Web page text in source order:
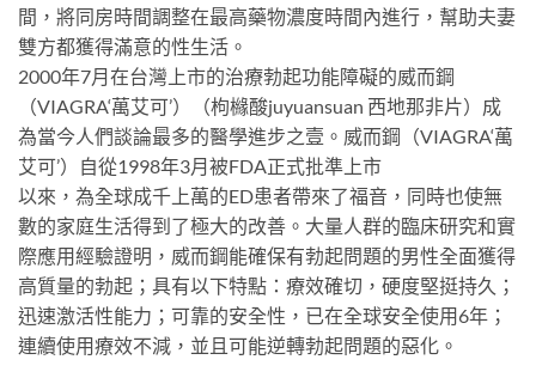
間，將同房時間調整在最高藥物濃度時間內進行，幫助夫妻
雙方都獲得滿意的性生活。
2000年7月在台灣上市的治療勃起功能障礙的威而鋼
（VIAGRA‘萬艾可’）（枸櫞酸juyuansuan 西地那非片）成
為當今人們談論最多的醫學進步之壹。威而鋼（VIAGRA‘萬
艾可’）自從1998年3月被FDA正式批準上市
以來，為全球成千上萬的ED患者帶來了福音，同時也使無
數的家庭生活得到了極大的改善。大量人群的臨床研究和實
際應用經驗證明，威而鋼能確保有勃起問題的男性全面獲得
高質量的勃起；具有以下特點：療效確切，硬度堅挺持久；
迅速激活性能力；可靠的安全性，已在全球安全使用6年；
連續使用療效不減，並且可能逆轉勃起問題的惡化。